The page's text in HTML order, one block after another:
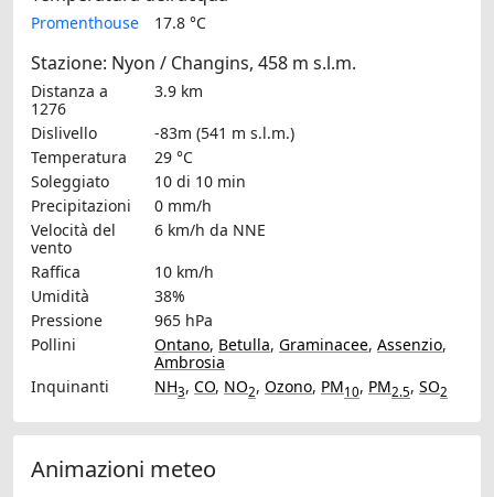
Promenthouse 17.8 °C
Stazione: Nyon / Changins, 458 m s.l.m.
Distanza a
1276
3.9 km
Dislivello
-83m (541 m s.l.m.)
Temperatura
29 °C
Soleggiato
10 di 10 min
Precipitazioni
0 mm/h
Velocità del
vento
6 km/h da NNE
Raffica
10 km/h
Umidità
38%
Pressione
965 hPa
Pollini
Ontano, Betulla, Graminacee, Assenzio,
Ambrosia
Inquinanti
NH3, CO, NO2, Ozono, PM10, PM2.5, SO2
Animazioni meteo